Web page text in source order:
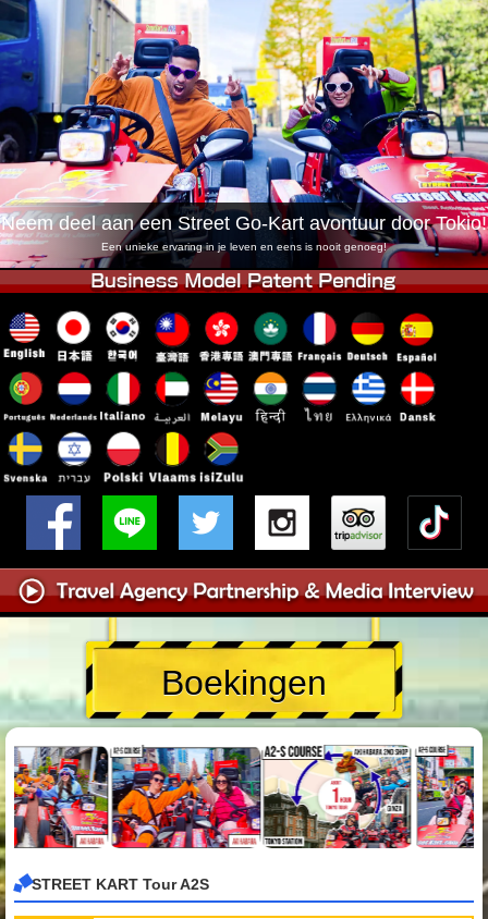
Toegang Ervaringen FAQ
Bedrijf Boekingen
Winkel wijzigen
Tokyo Shinagawa Tokyo Akihabara#1
Tokyo Akihabara#2 Tokyo Shibuya
Tokyo Shibuya Annex Tokyo Bay
Tokyo Asakusa Osaka
Okinawa
Neem deel aan een Street Go-Kart avontuur door Tokio!
Een unieke ervaring in je leven en eens is nooit genoeg!
Boekingen
STREET KART Tour A2S